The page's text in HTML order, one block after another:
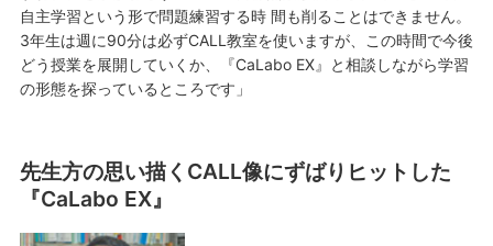
自主学習という形で問題練習する時 間も削ることはできません。
3年生は週に90分は必ずCALL教室を使いますが、この時間で今後
どう授業を展開していくか、『CaLabo EX』と相談しながら学習
の形態を探っているところです」
先生方の思い描くCALL像にずばりヒットした
『CaLabo EX』